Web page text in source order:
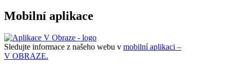
Mobilní aplikace
Sledujte informace z našeho webu v mobilní aplikaci –
V OBRAZE.